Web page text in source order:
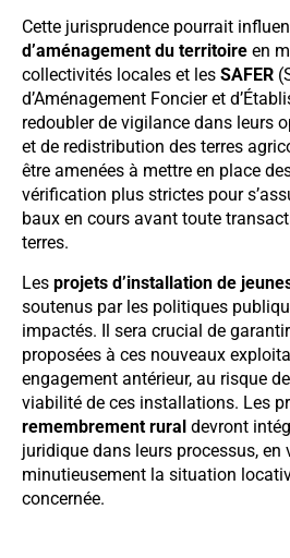
Cette jurisprudence pourrait
d’aménagement du territoire en
collectivités locales et les SAFER
d’Aménagement Foncier et
redoubler de vigilance dans leurs
et de redistribution des terres
être amenées à mettre en place
vérification plus strictes pour
baux en cours avant toute
terres.
Les projets d’installation de
soutenus par les politiques
impactés. Il sera crucial de
proposées à ces nouveaux
engagement antérieur, au risque
viabilité de ces installations. Les
remembrement rural devront
juridique dans leurs processus, en
minutieusement la situation
concernée.